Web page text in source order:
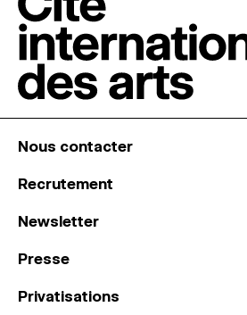
Nous contacter
Recrutement
Newsletter
Presse
Privatisations